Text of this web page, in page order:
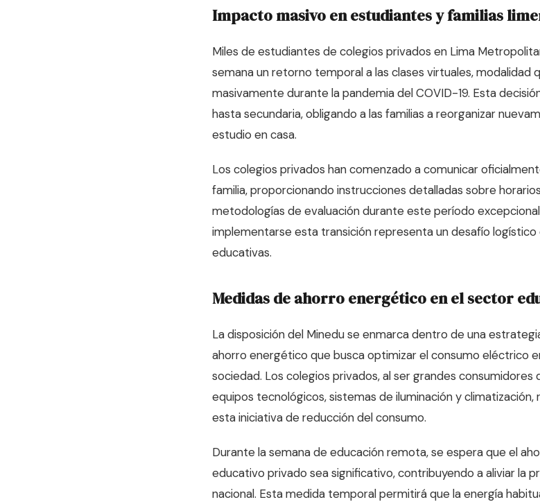
Impacto masivo en estudiantes y familias
Miles de estudiantes de colegios privados en Lima
semana un retorno temporal a las clases virtuales, modalidad
masivamente durante la pandemia del COVID-19. Esta
hasta secundaria, obligando a las familias a reorganizar
estudio en casa.
Los colegios privados han comenzado a comunicar
familia, proporcionando instrucciones detalladas sobre
metodologías de evaluación durante este período
implementarse esta transición representa un desafío
educativas.
Medidas de ahorro energético en el sector
La disposición del Minedu se enmarca dentro de una
ahorro energético que busca optimizar el consumo eléctrico
sociedad. Los colegios privados, al ser grandes consumidores
equipos tecnológicos, sistemas de iluminación y
esta iniciativa de reducción del consumo.
Durante la semana de educación remota, se espera que el
educativo privado sea significativo, contribuyendo a aliviar la
nacional. Esta medida temporal permitirá que la energía